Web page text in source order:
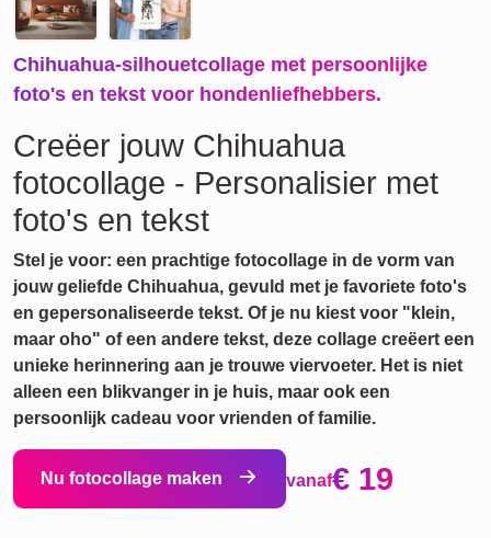
Chihuahua-silhouetcollage met persoonlijke
foto's en tekst voor hondenliefhebbers.
Creëer jouw Chihuahua
fotocollage - Personalisier met
foto's en tekst
Stel je voor: een prachtige fotocollage in de vorm van
jouw geliefde Chihuahua, gevuld met je favoriete foto's
en gepersonaliseerde tekst. Of je nu kiest voor "klein,
maar oho" of een andere tekst, deze collage creëert een
unieke herinnering aan je trouwe viervoeter. Het is niet
alleen een blikvanger in je huis, maar ook een
persoonlijk cadeau voor vrienden of familie.
Nu fotocollage maken vanaf€ 19